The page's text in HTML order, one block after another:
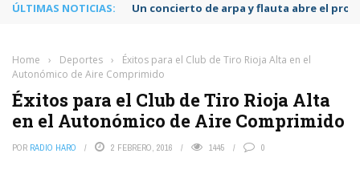
ÚLTIMAS NOTICIAS: Un concierto de arpa y flauta abre el
Home › Deportes ›
Éxitos para el Club de Tiro Rioja Alta en el
Autonómico de Aire Comprimido
Éxitos para el Club de Tiro Rioja Alta
en el Autonómico de Aire Comprimido
POR RADIO HARO 2 FEBRERO, 2016 1445 0